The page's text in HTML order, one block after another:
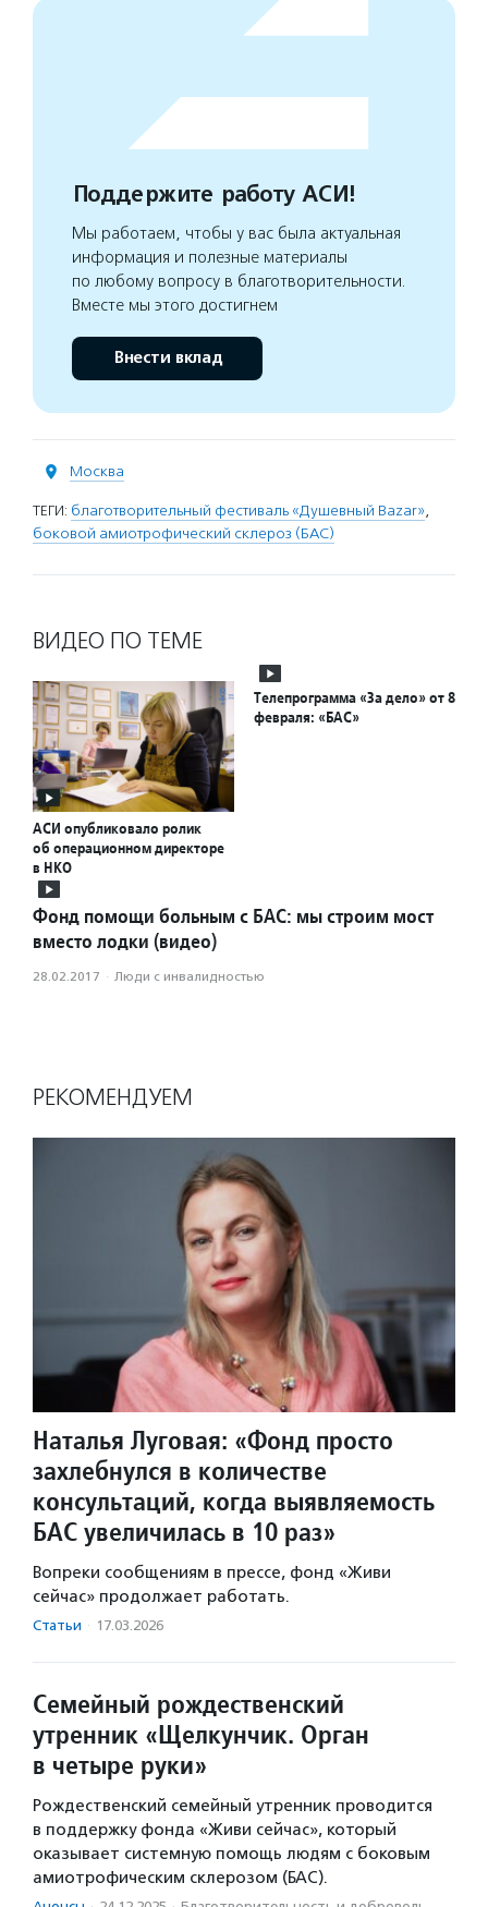
Поддержите работу АСИ!
Мы работаем, чтобы у вас была актуальная
информация и полезные материалы
по любому вопросу в благотворительности.
Вместе мы этого достигнем
Внести вклад
Москва
ТЕГИ: благотворительный фестиваль «Душевный Bazar»,
боковой амиотрофический склероз (БАС)
ВИДЕО ПО ТЕМЕ
АСИ опубликовало ролик
об операционном директоре
в НКО
Телепрограмма «За дело» от 8
февраля: «БАС»
Фонд помощи больным с БАС: мы строим мост
вместо лодки (видео)
28.02.2017 · Люди с инвалидностью
РЕКОМЕНДУЕМ
Наталья Луговая: «Фонд просто
захлебнулся в количестве
консультаций, когда выявляемость
БАС увеличилась в 10 раз»
Вопреки сообщениям в прессе, фонд «Живи
сейчас» продолжает работать.
Статьи · 17.03.2026
Семейный рождественский
утренник «Щелкунчик. Орган
в четыре руки»
Рождественский семейный утренник проводится
в поддержку фонда «Живи сейчас», который
оказывает системную помощь людям с боковым
амиотрофическим склерозом (БАС).